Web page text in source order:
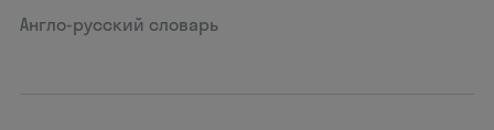
Англо-русский словарь